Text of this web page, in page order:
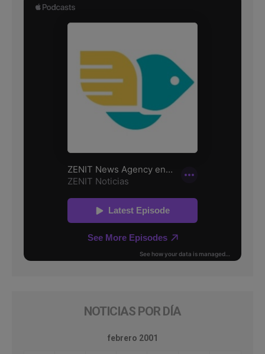
NOTICIAS POR DÍA
febrero 2001